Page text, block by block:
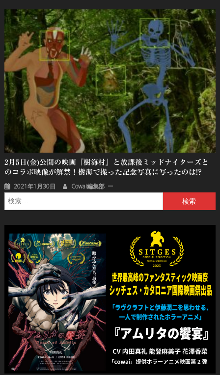
2月5日(金)公開の映画『樹海村』と放課後ミッドナイターズと
のコラボ映像が解禁！樹海で撮った記念写真に写ったのは!?
2021年1月30日 Cowai編集部
索: